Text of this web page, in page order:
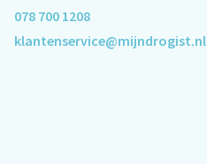
078 700 1208
klantenservice@mijndrogist.nl